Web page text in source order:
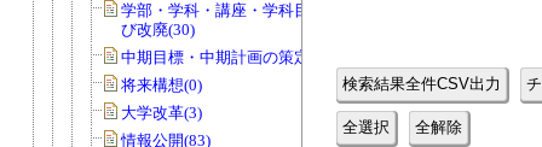
学部・学科・講座・学科目等の設置及
び改廃(30)
中期目標・中期計画の策定(0)
将来構想(0)
大学改革(3)
情報公開(83)
検索結果全件CSV出力
全選択 全解除